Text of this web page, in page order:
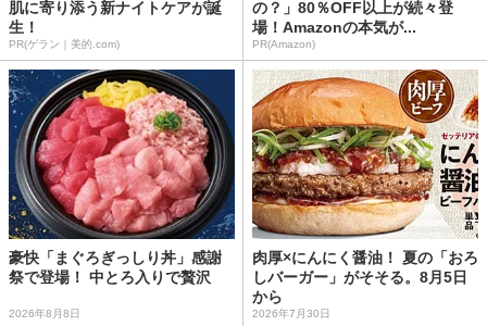
肌に寄り添う新ナイトケアが誕
生！
PR(ゲラン｜美的.com)
の？」80％OFF以上が続々登
場！Amazonの本気が...
PR(Amazon)
豪快「まぐろぎっしり丼」感謝
祭で登場！ 中とろ入りで贅沢
2026年8月8日
肉厚×にんにく醤油！ 夏の「おろ
しバーガー」がそそる。8月5日
から
2026年7月30日